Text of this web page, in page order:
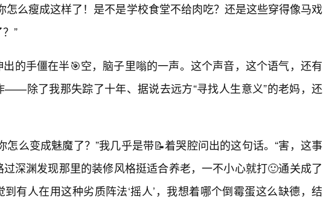
怎么瘦成这样了！是不是学校食堂不给肉吃？还是这些穿得像马戏
”
的手僵在半🎯空，脑子里嗡的一声。这个声音，这个语气，还有
——除了我那失踪了十年、据说去远方“寻找人生意义”的老妈，还
么变成魅魔了？”我几乎是带📝着哭腔问出的这句话。“害，这事
深渊发现那里的装修风格挺适合养老，一不小心就打🙂通关成了
有人在用这种劣质阵法‘摇人’，我想着哪个倒霉蛋这么缺德，结